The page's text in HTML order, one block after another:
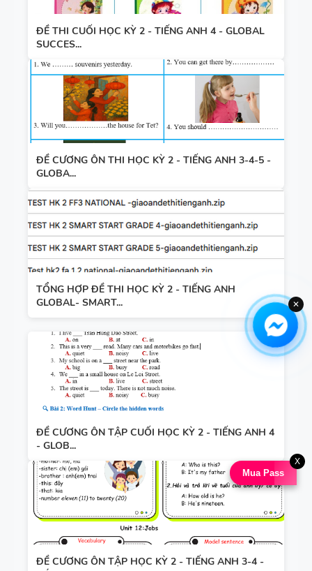
ĐỀ THI CUỐI HỌC KỲ 2 - TIẾNG ANH 4 - GLOBAL
SUCCES...
ĐỀ CƯƠNG ÔN THI HỌC KỲ 2 - TIẾNG ANH 3-4-5 -
GLOBA...
TỔNG HỢP ĐỀ THI HỌC KỲ 2 - TIẾNG ANH
GLOBAL- SMART...
ĐỀ CƯƠNG ÔN TẬP CUỐI HỌC KỲ 2 - TIẾNG ANH 4
- GLOB...
ĐỀ CƯƠNG ÔN TẬP HỌC KỲ 2 - TIẾNG ANH 3-4 -
Mua Pass
X
✕